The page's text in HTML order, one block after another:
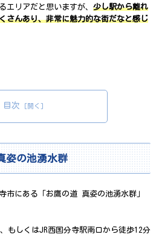
エリアだと思いますが、 少し駅から離れ
さんあり、非常に魅力的な街だなと感じ
目次
姿の池湧水群
市にある「お鷹の道 真姿の池湧水群」
もしくはJR西国分寺駅南口から徒歩12分